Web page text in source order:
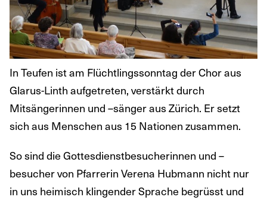
In Teufen ist am Flüchtlingssonntag der Chor aus
Glarus-Linth aufgetreten, verstärkt durch
Mitsängerinnen und –sänger aus Zürich. Er setzt
sich aus Menschen aus 15 Nationen zusammen.
So sind die Gottesdienstbesucherinnen und –
besucher von Pfarrerin Verena Hubmann nicht nur
in uns heimisch klingender Sprache begrüsst und